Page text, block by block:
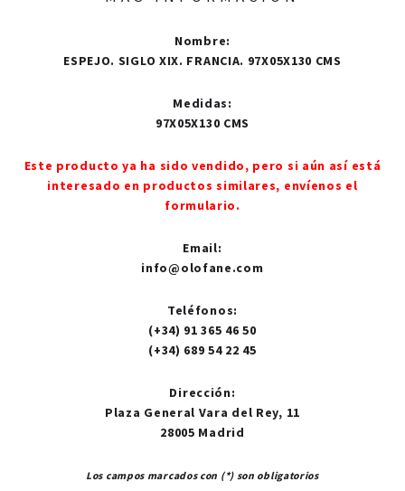
Nombre:
ESPEJO. SIGLO XIX. FRANCIA. 97X05X130 CMS
Medidas:
97X05X130 CMS
Este producto ya ha sido vendido, pero si aún así está
interesado en productos similares, envíenos el
formulario.
Email:
info@olofane.com
Teléfonos:
(+34) 91 365 46 50
(+34) 689 54 22 45
Dirección:
Plaza General Vara del Rey, 11
28005 Madrid
Los campos marcados con (*) son obligatorios